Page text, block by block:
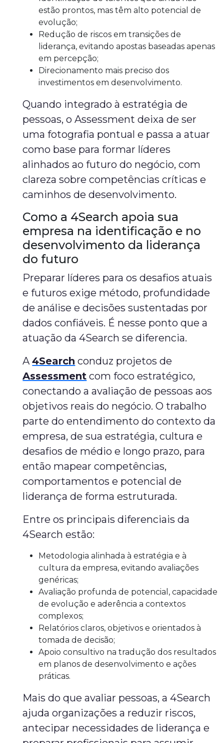
estão prontos, mas têm alto potencial de
evolução;
Redução de riscos em transições de
liderança, evitando apostas baseadas apenas
em percepção;
Direcionamento mais preciso dos
investimentos em desenvolvimento.
Quando integrado à estratégia de
pessoas, o Assessment deixa de ser
uma fotografia pontual e passa a atuar
como base para formar líderes
alinhados ao futuro do negócio, com
clareza sobre competências críticas e
caminhos de desenvolvimento.
Como a 4Search apoia sua
empresa na identificação e no
desenvolvimento da liderança
do futuro
Preparar líderes para os desafios atuais
e futuros exige método, profundidade
de análise e decisões sustentadas por
dados confiáveis. É nesse ponto que a
atuação da 4Search se diferencia.
A4Search conduz projetos de
Assessment com foco estratégico,
conectando a avaliação de pessoas aos
objetivos reais do negócio. O trabalho
parte do entendimento do contexto da
empresa, de sua estratégia, cultura e
desafios de médio e longo prazo, para
então mapear competências,
comportamentos e potencial de
liderança de forma estruturada.
Entre os principais diferenciais da
4Search estão:
Metodologia alinhada à estratégia e à
cultura da empresa, evitando avaliações
genéricas;
Avaliação profunda de potencial, capacidade
de evolução e aderência a contextos
complexos;
Relatórios claros, objetivos e orientados à
tomada de decisão;
Apoio consultivo na tradução dos resultados
em planos de desenvolvimento e ações
práticas.
Mais do que avaliar pessoas, a 4Search
ajuda organizações a reduzir riscos,
antecipar necessidades de liderança e